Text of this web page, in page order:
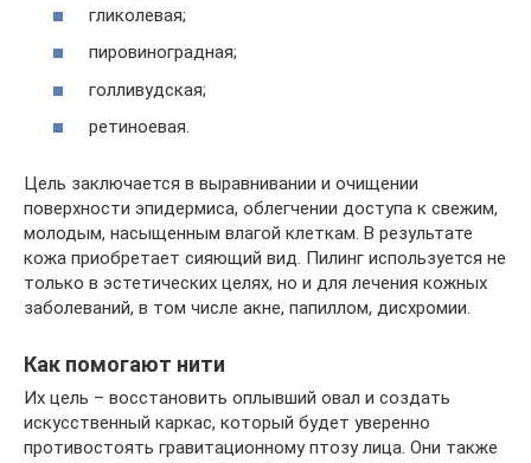
гликолевая;
пировиноградная;
голливудская;
ретиноевая.
Цель заключается в выравнивании и очищении
поверхности эпидермиса, облегчении доступа к свежим,
молодым, насыщенным влагой клеткам. В результате
кожа приобретает сияющий вид. Пилинг используется не
только в эстетических целях, но и для лечения кожных
заболеваний, в том числе акне, папиллом, дисхромии.
Как помогают нити
Их цель – восстановить оплывший овал и создать
искусственный каркас, который будет уверенно
противостоять гравитационному птозу лица. Они также